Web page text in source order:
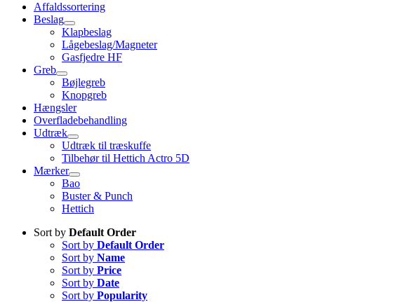
Affaldssortering
Beslag
Klapbeslag
Lågebeslag/Magneter
Gasfjedre HF
Greb
Bøjlegreb
Knopgreb
Hængsler
Overfladebehandling
Udtræk
Udtræk til træskuffe
Tilbehør til Hettich Actro 5D
Mærker
Bao
Buster & Punch
Hettich
Sort by Default Order
Sort by Default Order
Sort by Name
Sort by Price
Sort by Date
Sort by Popularity